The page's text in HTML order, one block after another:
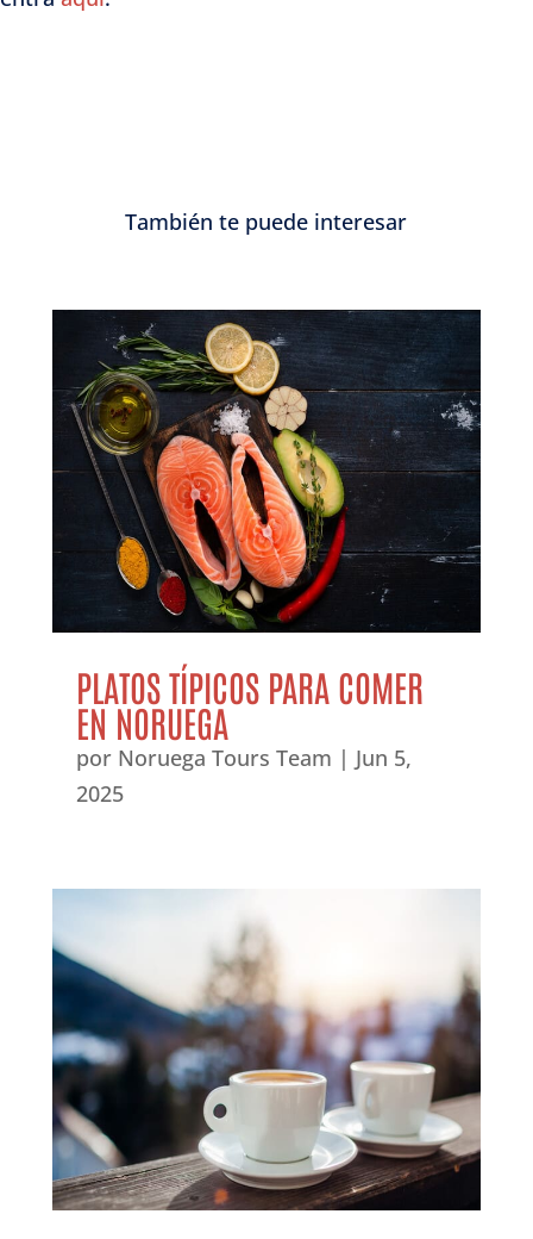
También te puede interesar
PLATOS TÍPICOS PARA COMER
EN NORUEGA
por Noruega Tours Team | Jun 5,
2025